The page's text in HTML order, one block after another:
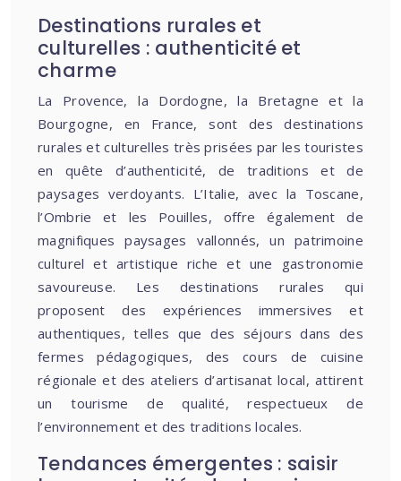
Destinations rurales et
culturelles : authenticité et
charme
La Provence, la Dordogne, la Bretagne et la
Bourgogne, en France, sont des destinations
rurales et culturelles très prisées par les touristes
en quête d’authenticité, de traditions et de
paysages verdoyants. L’Italie, avec la Toscane,
l’Ombrie et les Pouilles, offre également de
magnifiques paysages vallonnés, un patrimoine
culturel et artistique riche et une gastronomie
savoureuse. Les destinations rurales qui
proposent des expériences immersives et
authentiques, telles que des séjours dans des
fermes pédagogiques, des cours de cuisine
régionale et des ateliers d’artisanat local, attirent
un tourisme de qualité, respectueux de
l’environnement et des traditions locales.
Tendances émergentes : saisir